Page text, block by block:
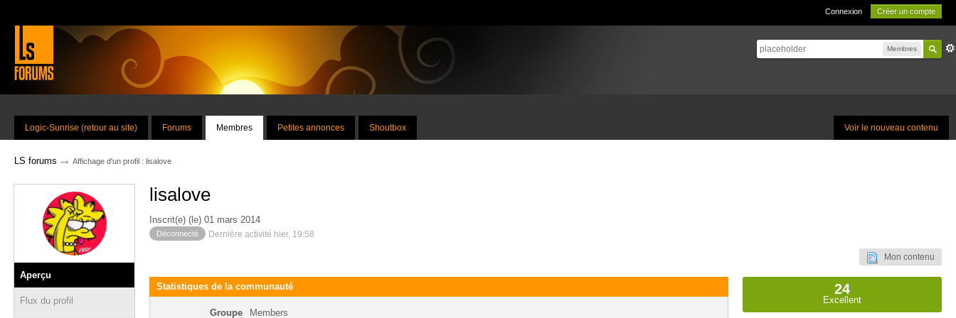
Connexion Créer un compte
Membres
Voir le nouveau contenu
Logic-Sunrise (retour au site) Forums Membres Petites annonces Shoutbox
LS forums → Affichage d'un profil : lisalove
Aperçu
Flux du profil
lisalove
Inscrit(e) (le) 01 mars 2014
Déconnecté Dernière activité hier, 19:58
Mon contenu
Statistiques de la communauté
Groupe Members
24
Excellent